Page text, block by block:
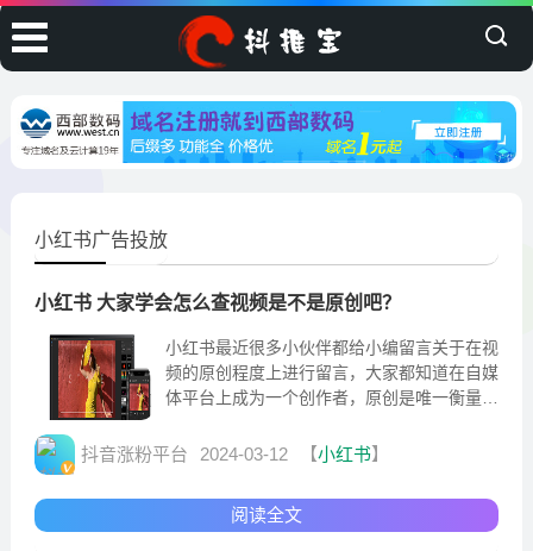
小红书广告投放
小红书 大家学会怎么查视频是不是原创吧？
小红书最近很多小伙伴都给小编留言关于在视
频的原创程度上进行留言，大家都知道在自媒
体平台上成为一个创作者，原创是唯一衡量一
质量的输出
抖音涨粉平台 2024-03-12 【小红书】
阅读全文